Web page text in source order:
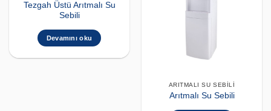
Tezgah Üstü Arıtmalı Su
Sebili
Devamını oku
ARITMALI SU SEBILI
Arıtmalı Su Sebili